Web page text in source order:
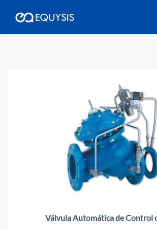
Válvula Automática de Control